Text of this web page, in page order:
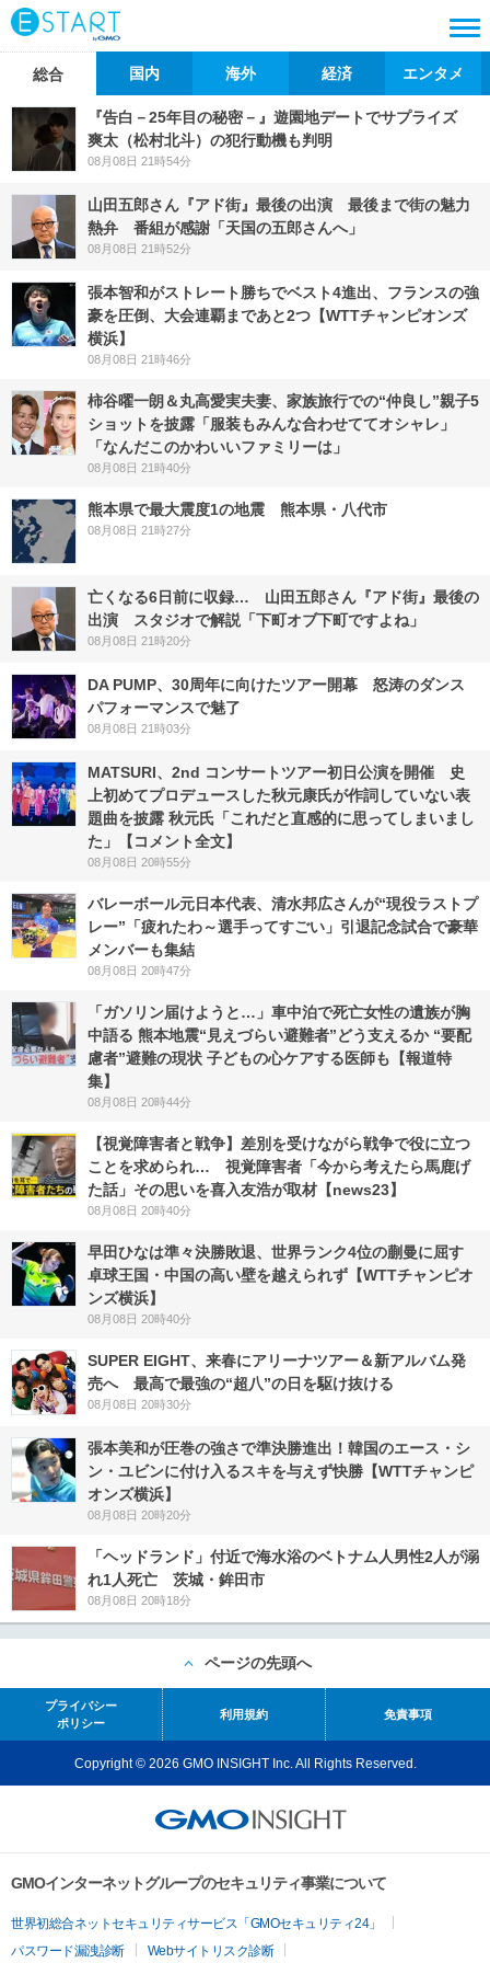
総合 国内 海外 経済 エンタメ
『告白－25年目の秘密－』遊園地デートでサプライズ
爽太（松村北斗）の犯行動機も判明
08月08日 21時54分
山田五郎さん『アド街』最後の出演 最後まで街の魅力
熱弁 番組が感謝「天国の五郎さんへ」
08月08日 21時52分
張本智和がストレート勝ちでベスト4進出、フランスの強
豪を圧倒、大会連覇まであと2つ【WTTチャンピオンズ
横浜】
08月08日 21時46分
柿谷曜一朗＆丸高愛実夫妻、家族旅行での“仲良し”親子5
ショットを披露「服装もみんな合わせててオシャレ」
「なんだこのかわいいファミリーは」
08月08日 21時40分
熊本県で最大震度1の地震 熊本県・八代市
08月08日 21時27分
亡くなる6日前に収録… 山田五郎さん『アド街』最後の
出演 スタジオで解説「下町オブ下町ですよね」
08月08日 21時20分
DA PUMP、30周年に向けたツアー開幕 怒涛のダンス
パフォーマンスで魅了
08月08日 21時03分
MATSURI、2nd コンサートツアー初日公演を開催 史
上初めてプロデュースした秋元康氏が作詞していない表
題曲を披露 秋元氏「これだと直感的に思ってしまいまし
た」【コメント全文】
08月08日 20時55分
バレーボール元日本代表、清水邦広さんが“現役ラストプ
レー”「疲れたわ～選手ってすごい」引退記念試合で豪華
メンバーも集結
08月08日 20時47分
「ガソリン届けようと…」車中泊で死亡女性の遺族が胸
中語る 熊本地震“見えづらい避難者”どう支えるか “要配
慮者”避難の現状 子どもの心ケアする医師も【報道特
集】
08月08日 20時44分
【視覚障害者と戦争】差別を受けながら戦争で役に立つ
ことを求められ… 視覚障害者「今から考えたら馬鹿げ
た話」その思いを喜入友浩が取材【news23】
08月08日 20時40分
早田ひなは準々決勝敗退、世界ランク4位の蒯曼に屈す
卓球王国・中国の高い壁を越えられず【WTTチャンピオ
ンズ横浜】
08月08日 20時40分
SUPER EIGHT、来春にアリーナツアー＆新アルバム発
売へ 最高で最強の“超八”の日を駆け抜ける
08月08日 20時30分
張本美和が圧巻の強さで準決勝進出！韓国のエース・シ
ン・ユビンに付け入るスキを与えず快勝【WTTチャンピ
オンズ横浜】
08月08日 20時20分
「ヘッドランド」付近で海水浴のベトナム人男性2人が溺
れ1人死亡 茨城・鉾田市
08月08日 20時18分
ページの先頭へ
プライバシー
ポリシー
利用規約 免責事項
Copyright © 2026 GMO INSIGHT Inc. All Rights Reserved.
GMOインターネットグループのセキュリティ事業について
世界初総合ネットセキュリティサービス「GMOセキュリティ24」
パスワード漏洩診断
Webサイトリスク診断